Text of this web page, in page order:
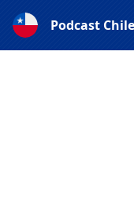
Podcast Chile